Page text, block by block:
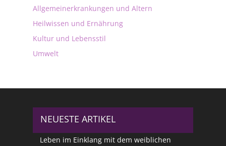
Allgemeinerkrankungen und Altern
Heilwissen und Ernährung
Kultur und Lebensstil
Umwelt
NEUESTE ARTIKEL
Leben im Einklang mit dem weiblichen